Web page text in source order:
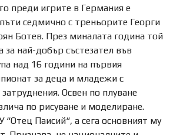
преди игрите в Германия е
седмично с треньорите Георги
Ботев. През миналата година той
за най-добър състезател във
над 16 години на първия
за деца и младежи с
Освен по плуване
по рисуване и моделиране.
“Отец Паисий“, а сега основният му